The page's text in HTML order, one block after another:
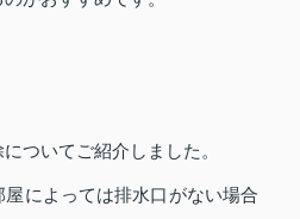
ついてご紹介しました。
によっては排水口がない場合